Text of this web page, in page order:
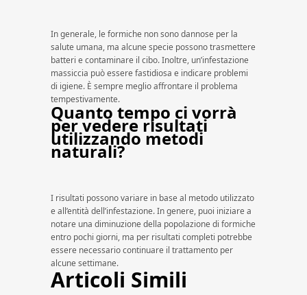
In generale, le formiche non sono dannose per la
salute umana, ma alcune specie possono trasmettere
batteri e contaminare il cibo. Inoltre, un’infestazione
massiccia può essere fastidiosa e indicare problemi
di igiene. È sempre meglio affrontare il problema
tempestivamente.
Quanto tempo ci vorrà
per vedere risultati
utilizzando metodi
naturali?
I risultati possono variare in base al metodo utilizzato
e all’entità dell’infestazione. In genere, puoi iniziare a
notare una diminuzione della popolazione di formiche
entro pochi giorni, ma per risultati completi potrebbe
essere necessario continuare il trattamento per
alcune settimane.
Articoli Simili